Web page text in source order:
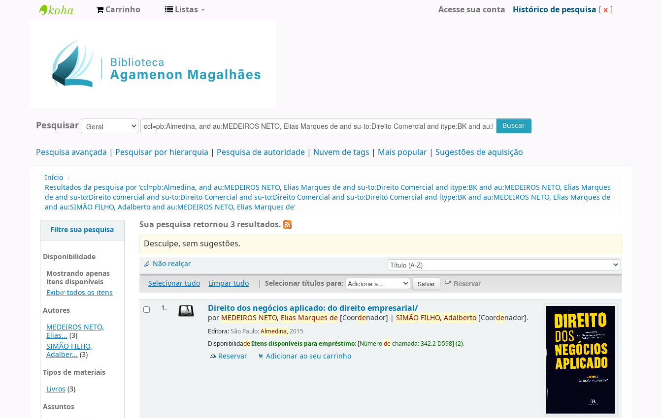
Agamenon
Magalhães
Carrinho Listas Acesse sua conta Histórico de pesquisa [ x ]
Pesquisar Buscar
Pesquisa avançada Pesquisar por hierarquia Pesquisa de autoridade Nuvem de tags Mais popular Sugestões de aquisição
Início ›
Resultados da pesquisa por 'ccl=pb:Almedina, and au:MEDEIROS NETO, Elias Marques de and su-to:Direito Comercial and itype:BK and au:MEDEIROS NETO, Elias Marques
de and su-to:Direito comercial and su-to:Direito Comercial and su-to:Direito Comercial and su-to:Direito Comercial and itype:BK and au:MEDEIROS NETO, Elias Marques de
and au:SIMÃO FILHO, Adalberto and au:MEDEIROS NETO, Elias Marques de'
Filtre sua pesquisa
Disponibilidade
Mostrando apenas
itens disponíveis
Exibir todos os itens
Autores
MEDEIROS NETO,
Elias...(3)
SIMÃO FILHO,
Adalber... (3)
Tipos de materiais
Livros(3)
Assuntos
Sua pesquisa retornou 3 resultados.
Desculpe, sem sugestões.
Não realçar
Selecionar tudo
Limpar tudo | Selecionar títulos para:
1. Direito dos negócios aplicado: do direito empresarial/
por MEDEIROS NETO, Elias Marques de [Coordenador] |SIMÃO FILHO, Adalberto [Coordenador].
Editora:São Paulo:Almedina,2015
Disponibilidade:Itens disponíveis para empréstimo: [Númerodechamada:342.2 D598](2).
Reservar Adicionar ao seu carrinho